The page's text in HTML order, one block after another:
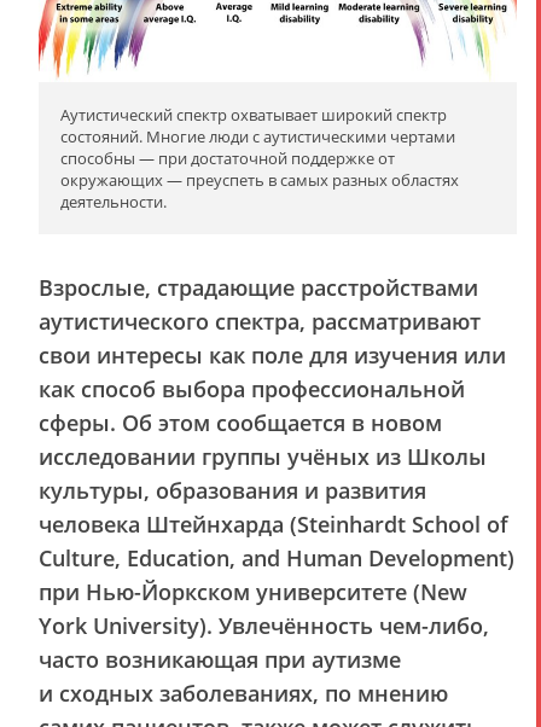
Аутистический спектр охватывает широкий спектр
состояний. Многие люди с аутистическими чертами
способны — при достаточной поддержке от
окружающих — преуспеть в самых разных областях
деятельности.
Взрослые, страдающие расстройствами
аутистического спектра, рассматривают
свои интересы как поле для изучения или
как способ выбора профессиональной
сферы. Об этом сообщается в новом
исследовании группы учёных из Школы
культуры, образования и развития
человека Штейнхарда (Steinhardt School of
Culture, Education, and Human Development)
при Нью-Йоркском университете (New
York University). Увлечённость чем-либо,
часто возникающая при аутизме
и сходных заболеваниях, по мнению